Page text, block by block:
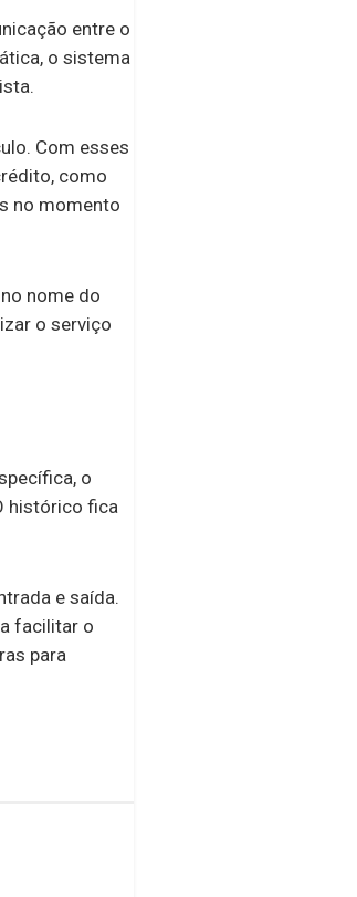
entre o
o sistema
Com esses
como
no momento
nome do
o serviço
o
histórico fica
e saída.
facilitar o
para